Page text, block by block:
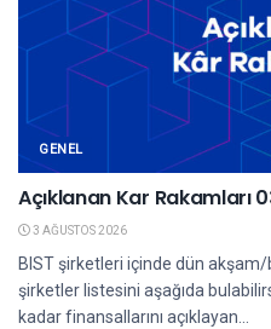
GENEL
Açıklanan Kar Rakamları
3 AĞUSTOS 2026
BIST şirketleri içinde dün akşam/
şirketler listesini aşağıda
kadar finansallarını açıklayan...